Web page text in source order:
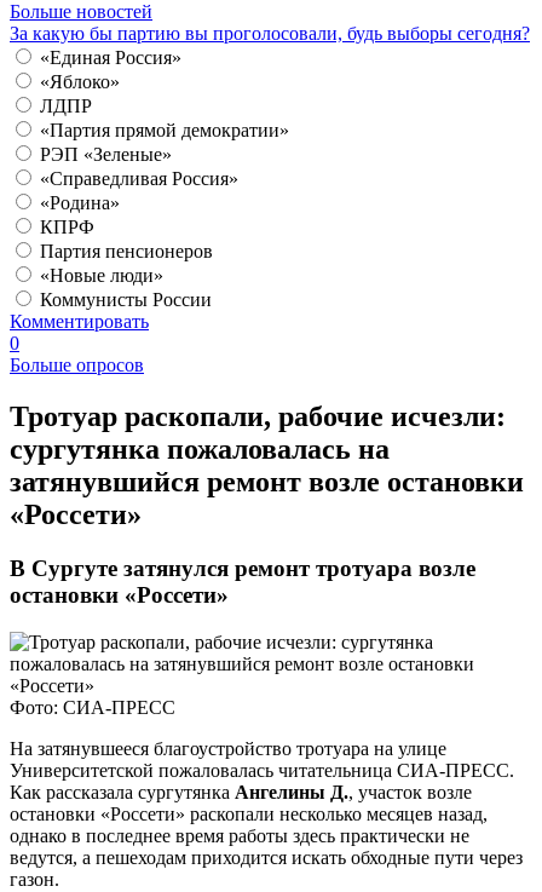
Больше новостей
За какую бы партию вы проголосовали, будь выборы сегодня?
«Единая Россия»
«Яблоко»
ЛДПР
«Партия прямой демократии»
РЭП «Зеленые»
«Справедливая Россия»
«Родина»
КПРФ
Партия пенсионеров
«Новые люди»
Коммунисты России
Комментировать
0
Больше опросов
​Тротуар раскопали, рабочие исчезли:
сургутянка пожаловалась на
затянувшийся ремонт возле остановки
«Россети»
В Сургуте затянулся ремонт тротуара возле
остановки «Россети»
Фото: СИА-ПРЕСС
На затянувшееся благоустройство тротуара на улице
Университетской пожаловалась читательница СИА-ПРЕСС.
Как рассказала сургутянка Ангелины Д., участок возле
остановки «Россети» раскопали несколько месяцев назад,
однако в последнее время работы здесь практически не
ведутся, а пешеходам приходится искать обходные пути через
газон.